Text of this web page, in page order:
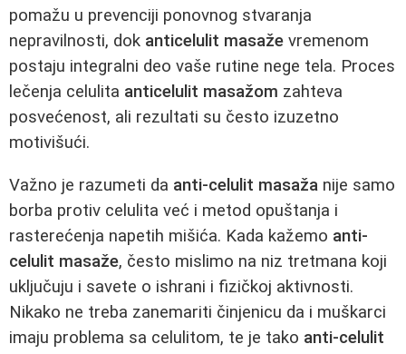
pomažu u prevenciji ponovnog stvaranja
nepravilnosti, dok anticelulit masaže vremenom
postaju integralni deo vaše rutine nege tela. Proces
lečenja celulita anticelulit masažom zahteva
posvećenost, ali rezultati su često izuzetno
motivišući.
Važno je razumeti da anti-celulit masaža nije samo
borba protiv celulita već i metod opuštanja i
rasterećenja napetih mišića. Kada kažemo anti-
celulit masaže, često mislimo na niz tretmana koji
uključuju i savete o ishrani i fizičkoj aktivnosti.
Nikako ne treba zanemariti činjenicu da i muškarci
imaju problema sa celulitom, te je tako anti-celulit